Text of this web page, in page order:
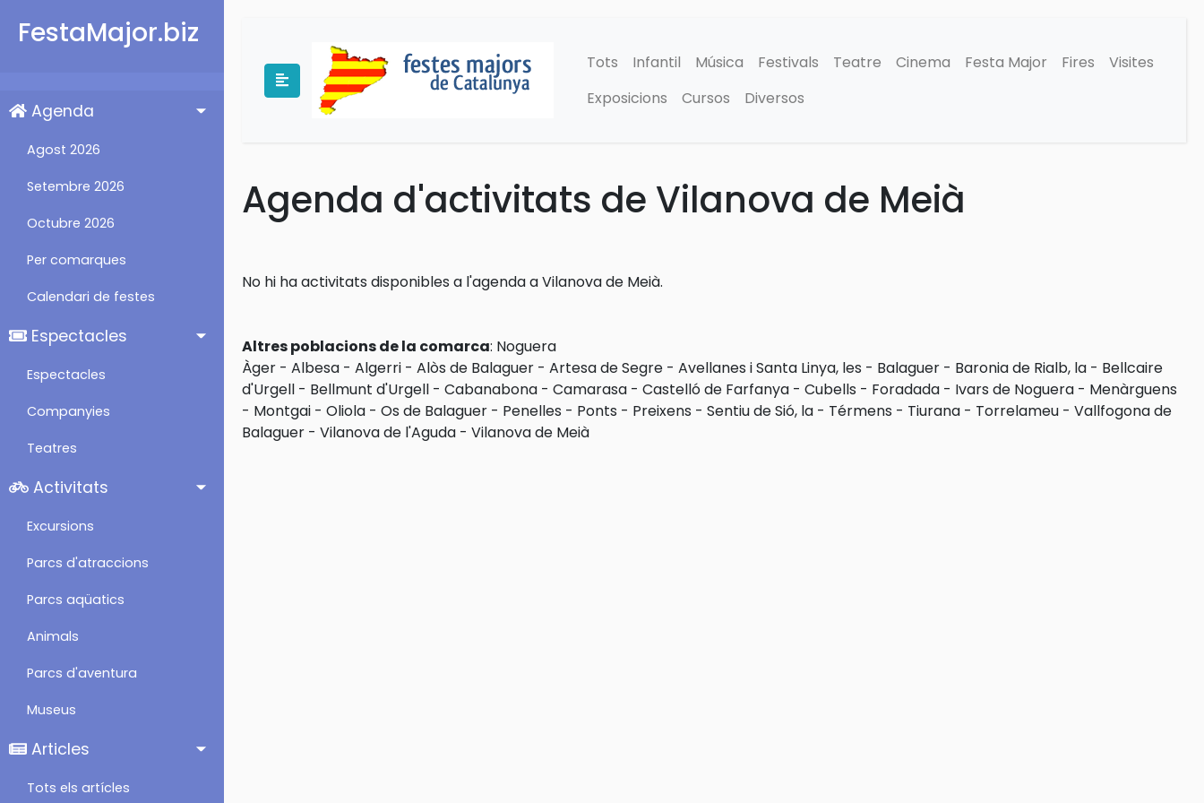
FestaMajor.biz
Agenda
Agost 2026
Setembre 2026
Octubre 2026
Per comarques
Calendari de festes
Espectacles
Espectacles
Companyies
Teatres
Activitats
Excursions
Parcs d'atraccions
Parcs aqüatics
Animals
Parcs d'aventura
Museus
Articles
Tots els artícles
Tots Infantil Música Festivals Teatre Cinema Festa Major Fires
Visites
Exposicions
Cursos Diversos
Agenda d'activitats de Vilanova de Meià
No hi ha activitats disponibles a l'agenda a Vilanova de Meià.
Altres poblacions de la comarca: Noguera
Àger - Albesa - Algerri - Alòs de Balaguer - Artesa de Segre - Avellanes i Santa Linya, les - Balaguer - Baronia de Rialb, la - Bellcaire
d'Urgell - Bellmunt d'Urgell - Cabanabona - Camarasa - Castelló de Farfanya - Cubells - Foradada - Ivars de Noguera - Menàrguens
- Montgai - Oliola - Os de Balaguer - Penelles - Ponts - Preixens - Sentiu de Sió, la - Térmens - Tiurana - Torrelameu - Vallfogona de
Balaguer - Vilanova de l'Aguda - Vilanova de Meià